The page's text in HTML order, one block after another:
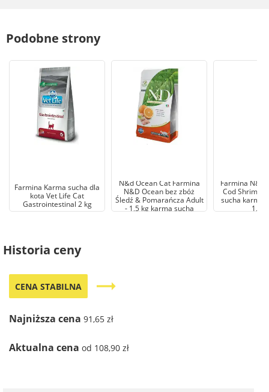
Podobne strony
Farmina Karma sucha dla
kota Vet Life Cat
Gastrointestinal 2 kg
N&d Ocean Cat Farmina
N&D Ocean bez zbóż
Śledź & Pomarańcza Adult
- 1,5 kg karma sucha
Farmina N&D
Cod
sucha karma
1,5
Historia ceny
CENA STABILNA trending_flat
Najniższa cena 91,65 zł
Aktualna cena od 108,90 zł